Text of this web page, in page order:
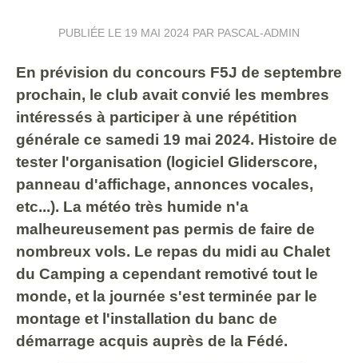
PUBLIÉE LE 19 MAI 2024 PAR PASCAL-ADMIN
En prévision du concours F5J de septembre
prochain, le club avait convié les membres
intéressés à participer à une répétition
générale ce samedi 19 mai 2024. Histoire de
tester l'organisation (logiciel Gliderscore,
panneau d'affichage, annonces vocales,
etc...). La météo très humide n'a
malheureusement pas permis de faire de
nombreux vols. Le repas du midi au Chalet
du Camping a cependant remotivé tout le
monde, et la journée s'est terminée par le
montage et l'installation du banc de
démarrage acquis auprès de la Fédé.